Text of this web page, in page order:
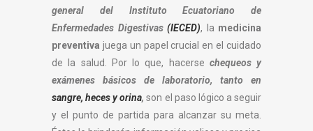
general del Instituto Ecuatoriano de
Enfermedades Digestivas (IECED), la medicina
preventiva juega un papel crucial en el cuidado
de la salud. Por lo que, hacerse chequeos y
exámenes básicos de laboratorio, tanto en
sangre, heces y orina, son el paso lógico a seguir
y el punto de partida para alcanzar su meta.